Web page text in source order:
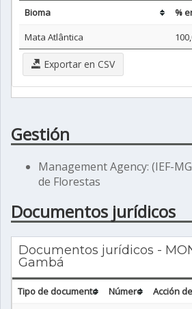
Bioma
%
Mata Atlântica
Exportar en CSV
Gestión
Management Agency: (IEF-
de Florestas
Documentos jurídicos
Documentos jurídicos -
Gambá
Tipo de documento Número Acción